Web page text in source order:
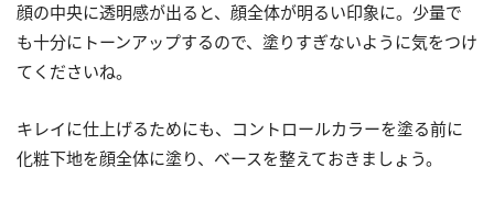
顔の中央に透明感が出ると、顔全体が明るい印象に。少量で
も十分にトーンアップするので、塗りすぎないように気をつけ
てくださいね。
キレイに仕上げるためにも、コントロールカラーを塗る前に
化粧下地を顔全体に塗り、ベースを整えておきましょう。